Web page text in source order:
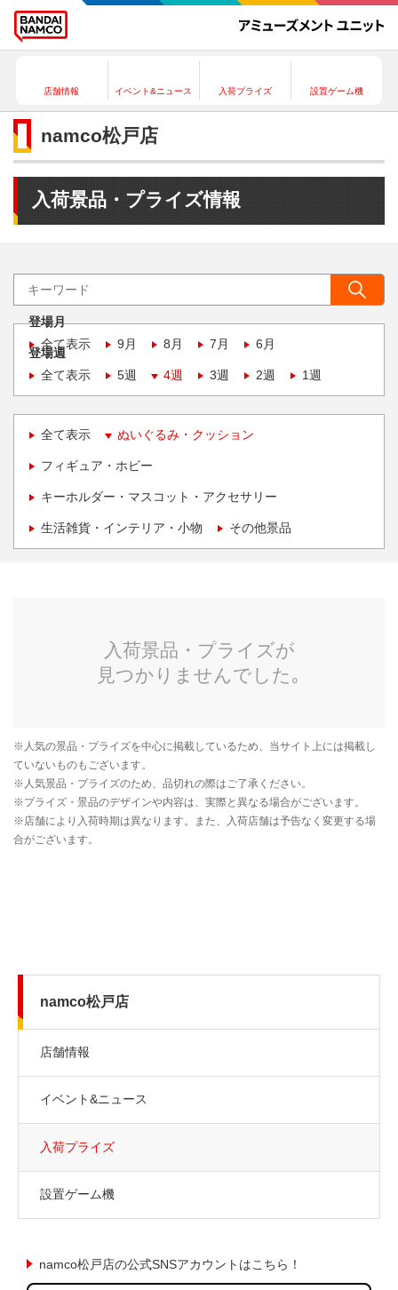
店舗情報 イベント&ニュース 入荷プライズ 設置ゲーム機
namco松戸店
入荷景品・プライズ情報
登場月
全て表示
9月 8月 7月 6月
登場週
全て表示
5週 4週 3週 2週 1週
全て表示 ぬいぐるみ・クッション
フィギュア・ホビー
キーホルダー・マスコット・アクセサリー
生活雑貨・インテリア・小物 その他景品
namco松戸店
店舗情報
イベント&ニュース
入荷プライズ
設置ゲーム機
namco松戸店の公式SNSアカウントはこちら！